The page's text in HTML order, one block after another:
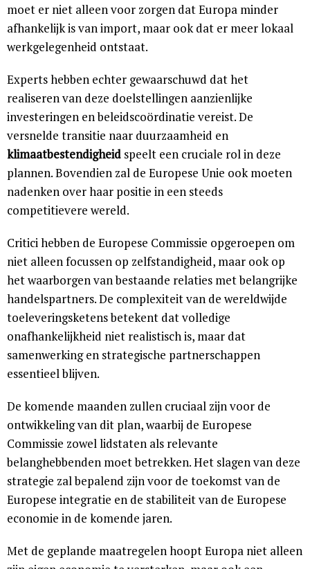
moet er niet alleen voor zorgen dat Europa minder
afhankelijk is van import, maar ook dat er meer lokaal
werkgelegenheid ontstaat.
Experts hebben echter gewaarschuwd dat het
realiseren van deze doelstellingen aanzienlijke
investeringen en beleidscoördinatie vereist. De
versnelde transitie naar duurzaamheid en
klimaatbestendigheid speelt een cruciale rol in deze
plannen. Bovendien zal de Europese Unie ook moeten
nadenken over haar positie in een steeds
competitievere wereld.
Critici hebben de Europese Commissie opgeroepen om
niet alleen focussen op zelfstandigheid, maar ook op
het waarborgen van bestaande relaties met belangrijke
handelspartners. De complexiteit van de wereldwijde
toeleveringsketens betekent dat volledige
onafhankelijkheid niet realistisch is, maar dat
samenwerking en strategische partnerschappen
essentieel blijven.
De komende maanden zullen cruciaal zijn voor de
ontwikkeling van dit plan, waarbij de Europese
Commissie zowel lidstaten als relevante
belanghebbenden moet betrekken. Het slagen van deze
strategie zal bepalend zijn voor de toekomst van de
Europese integratie en de stabiliteit van de Europese
economie in de komende jaren.
Met de geplande maatregelen hoopt Europa niet alleen